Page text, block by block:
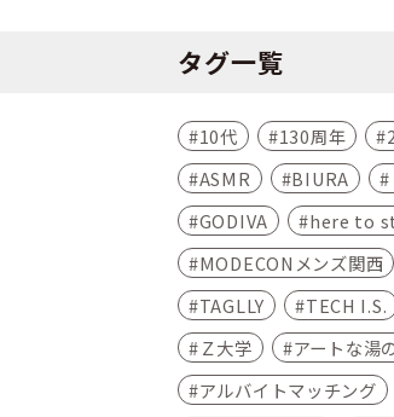
タグ一覧
10代 130周年
ASMR
BIURA
GODIVA
here to
MODECONメンズ関西
TAGLLY
TECH I.S.
Ｚ大学
アートな湯
アルバイトマッチング